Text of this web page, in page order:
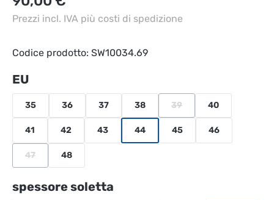
Prezzi incl. IVA più costi di spedizione
Codice prodotto: SW10034.69
Seleziona
EU
35 36 37 38 39
(Questa opzione non è al
40
41 42 43 44 45 46
47 48
Seleziona
spessore soletta